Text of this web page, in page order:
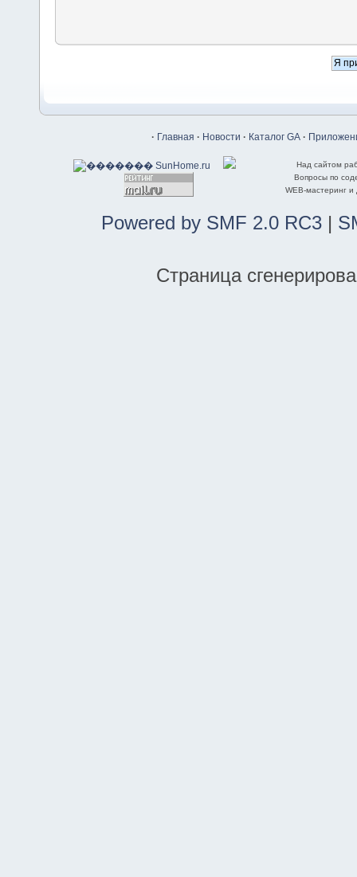
· Главная · Новости · Каталог GA ·
Над сайтом
Вопросы по
WEB-мастеринг
Powered by SMF 2.0 RC3 |
Страница